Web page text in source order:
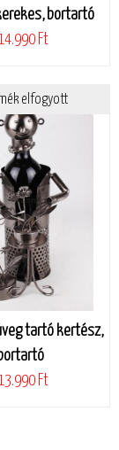
bortartó
Ft
elfogyott
tartó kertész,
Ft